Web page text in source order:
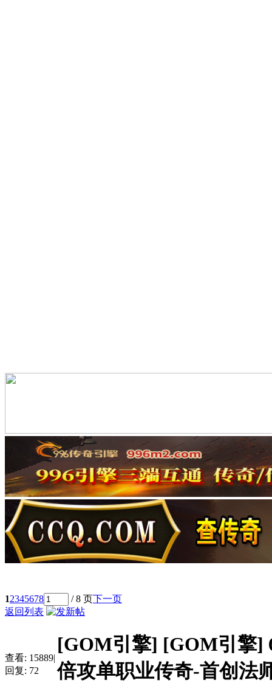
12345678 / 8 页下一页
返回列表
查看: 15889|
回复: 72
[GOM引擎] [GOM引擎]
倍攻单职业传奇-首创法